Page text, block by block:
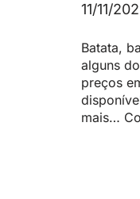
11/11/
Batata,
alguns
preços
mais…